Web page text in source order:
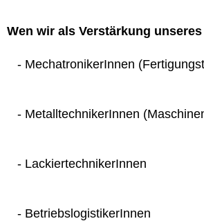
Wen wir als Verstärkung
- MechatronikerInnen
- MetalltechnikerInnen
- LackiertechnikerInnen
- BetriebslogistikerInnen